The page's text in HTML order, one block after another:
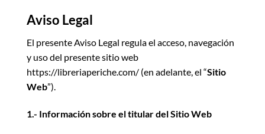
Aviso Legal
El presente Aviso Legal regula el acceso, navegación
y uso del presente sitio web
https://libreriaperiche.com/ (en adelante, el “Sitio
Web”).
1.- Información sobre el titular del Sitio Web